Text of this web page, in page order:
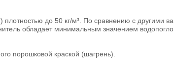
плотностью до 50 кг/м³. По сравнению с другими
обладает минимальным значением
порошковой краской (шагрень).